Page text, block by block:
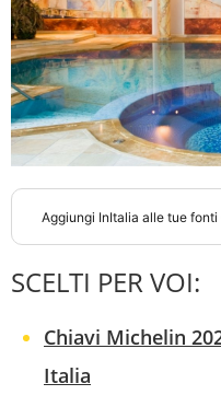
Aggiungi InItalia alle tue fonti
SCELTI PER VOI:
Chiavi Michelin
Italia